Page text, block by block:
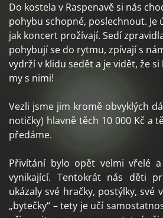
Do kostela v Raspenavě si nás
pohybu schopné, poslechnout. Je
jak koncert prožívají. Sedí
pohybují se do rytmu, zpívají s
vydrží v klidu sedět a je vidět, že
my s nimi!
Vezli jsme jim kromě obvyklých
notičky) hlavně těch 10 000 Kč a
předáme.
Přivítání bylo opět velmi vřelé
vynikající. Tentokrát nás děti
ukázaly své hračky, postýlky, své
„bytečky“ – tety je učí